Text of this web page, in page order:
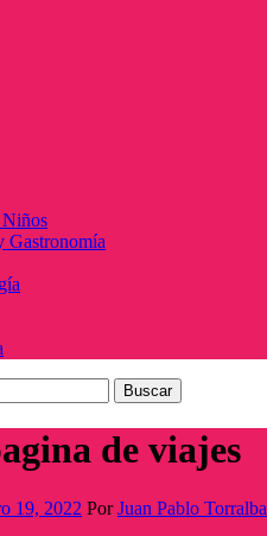
Gastronomía
de viajes
19, 2022 PorJuan Pablo Torralba